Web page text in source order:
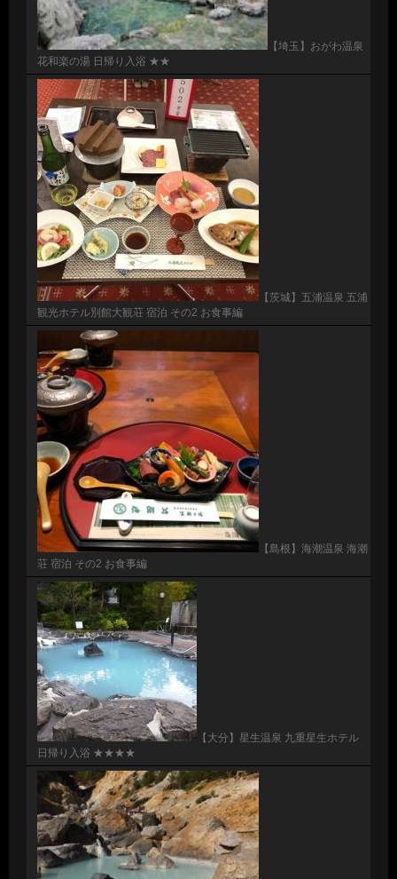
【埼玉】おがわ温泉
花和楽の湯 日帰り入浴 ★★
【茨城】五浦温泉 五浦
観光ホテル別館大観荘 宿泊 その2 お食事編
【島根】海潮温泉 海潮
荘 宿泊 その2 お食事編
【大分】星生温泉 九重星生ホテル
日帰り入浴 ★★★★